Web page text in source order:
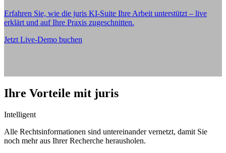
Erfahren Sie, wie die juris KI-Suite Ihre Arbeit unterstützt – live
erklärt und auf Ihre Praxis zugeschnitten.
Jetzt Live-Demo buchen
Ihre Vorteile mit juris
Intelligent
Alle Rechtsinformationen sind untereinander vernetzt, damit Sie
noch mehr aus Ihrer Recherche herausholen.